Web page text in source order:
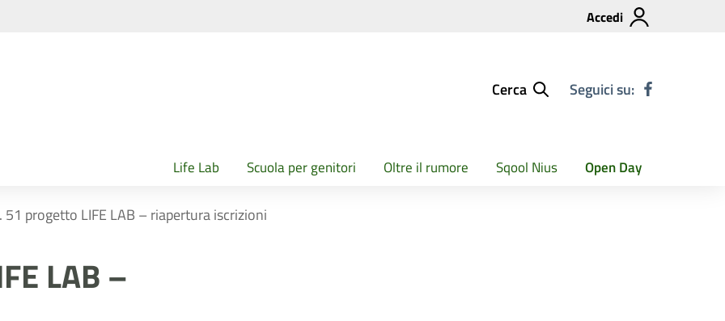
Accedi
Cerca Seguici su:
Life Lab Scuola per genitori Oltre il rumore Sqool Nius Open Day
51 progetto LIFE LAB – riapertura iscrizioni
LAB –